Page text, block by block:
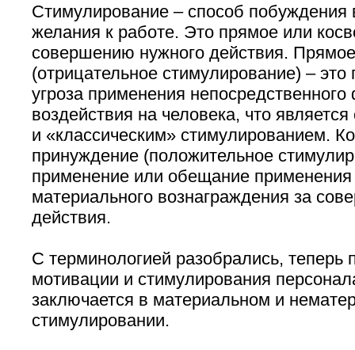
Стимулирование – способ побуждения
желания к работе. Это прямое или
совершению нужного действия.
(отрицательное стимулирование) –
угроза применения непосредственного
воздействия на человека, что
и «классическим» стимулированием.
принуждение (положительное
применение или обещание применения
материального вознаграждения за
действия.
С терминологией разобрались, теперь
мотивации и стимулирования
заключается в материальном и
стимулировании.